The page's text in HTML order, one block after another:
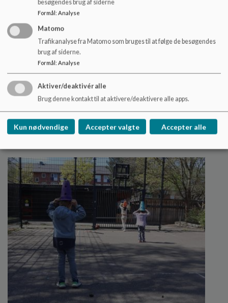
Måltidsprincipper i Kollektivhuset
Bella
Trygge måltider med ro, fællesskab og madglæde,
hvor børn udvikler selvhjulpenhed, madmod og
sociale færdigheder.
Læs mere
besøgendes brug af siderne
Formål : Analyse
Matomo
Trafikanalyse fra Matomo som bruges til at følge de besøgendes
brug af siderne.
Formål: Analyse
Aktiver/deaktivér alle
Brug denne kontakt til at aktivere/deaktivere alle apps.
Kun nødvendige Accepter valgte Accepter alle